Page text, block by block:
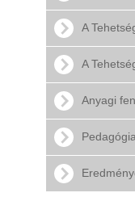
A
A
Anyagi